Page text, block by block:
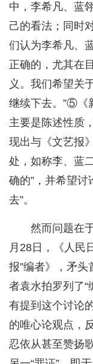
中，李希凡、蓝
己的看法；同时
们认为李希凡、
正确的，尤其在
义。我们希望关
继续下去。”⑤《
主要是陈述性质
现出与《文艺报
处，如称李、蓝
确的”，并希望讨
去”。
然而问题在
月28日，《人民
报”编者》，矛头
者袁水拍罗列了“
有提到这个讨论
的唯心论观点，
忍依从甚至赞扬